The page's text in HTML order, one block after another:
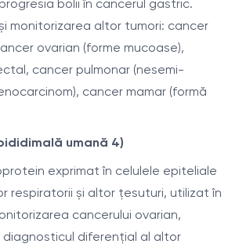
bolii în cancerul gastric.
monitorizarea altor tumori: cancer
ovarian (forme mucoase),
cancer pulmonar (nesemi-
cancer mamar (formă
umană 4)
exprimat în celulele epiteliale
respiratorii și altor țesuturi, utilizat în
cancerului ovarian,
diagnosticul diferențial al altor